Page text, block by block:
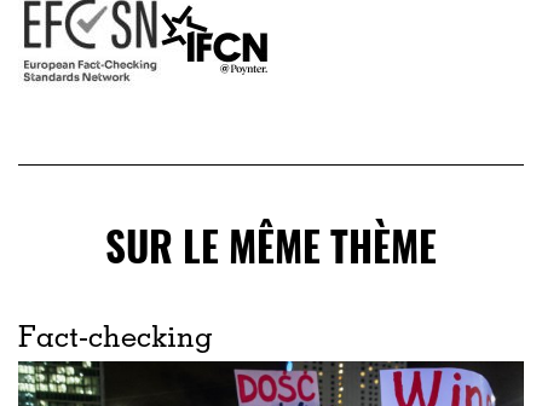
SUR LE MÊME THÈME
Fact-checking